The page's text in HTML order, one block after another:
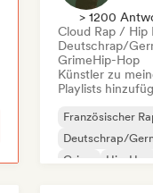
> 1200
Cloud Rap / Hip
Deutschrap/
GrimeHip-Hop
Künstler zu
Playlists
Französischer
Deutschrap/
Grime
Hip-Hop